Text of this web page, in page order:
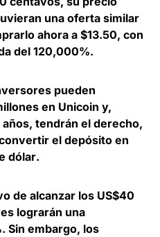
una oferta similar
ahora a $13.50, con
del 120,000%.
pueden
en Unicoin y,
tendrán el derecho,
el depósito en
dólar.
de alcanzar los US$40
lograrán una
Sin embargo, los